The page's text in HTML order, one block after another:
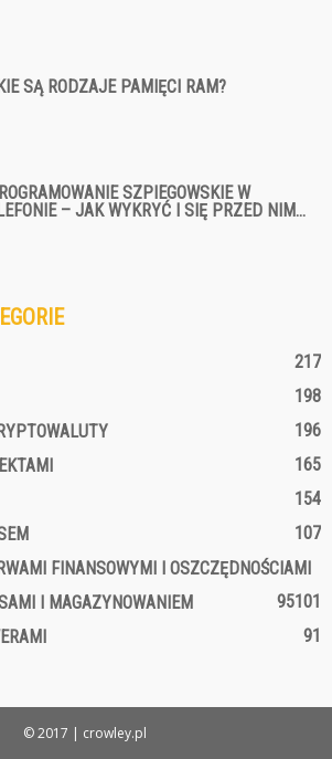
SĄ RODZAJE PAMIĘCI RAM?
SZPIEGOWSKIE W
– JAK WYKRYĆ I SIĘ PRZED NIM...
217
198
196
165
154
107
FINANSOWYMI I OSZCZĘDNOŚCIAMI
101
I MAGAZYNOWANIEM
95
91
© 2017 | crowley.pl